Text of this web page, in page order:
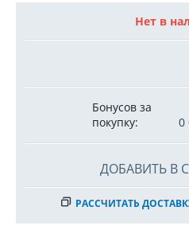
Нет в
Бонусов за
покупку:
0
ДОБАВИТЬ В
РАССЧИТАТЬ